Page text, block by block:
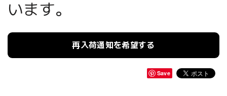
います。
再入荷通知を希望する
Save